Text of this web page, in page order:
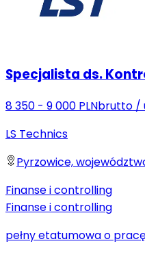
Specjalista ds.
8 350 - 9 000 PLNbrutto /
LS Technics
Pyrzowice,
Finanse i controlling
Finanse i controlling
pełny etatumowa o